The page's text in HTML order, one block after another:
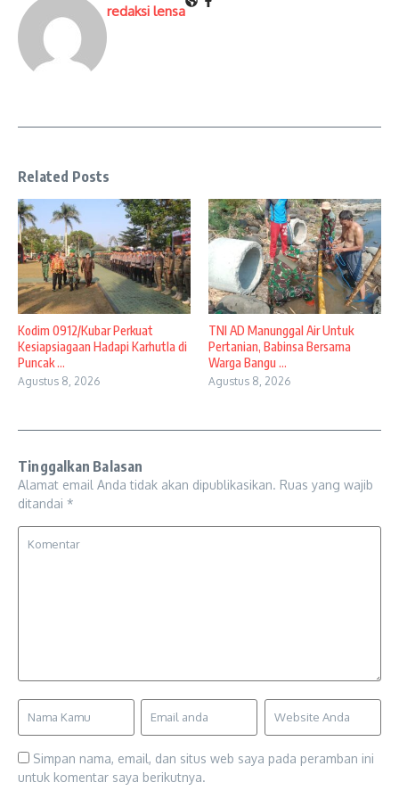
redaksi lensa
Related Posts
Kodim 0912/Kubar Perkuat
Kesiapsiagaan Hadapi Karhutla di
Puncak ...
Agustus 8, 2026
TNI AD Manunggal Air Untuk
Pertanian, Babinsa Bersama
Warga Bangu ...
Agustus 8, 2026
Tinggalkan Balasan
Alamat email Anda tidak akan dipublikasikan. Ruas yang wajib
ditandai *
Simpan nama, email, dan situs web saya pada peramban ini
untuk komentar saya berikutnya.